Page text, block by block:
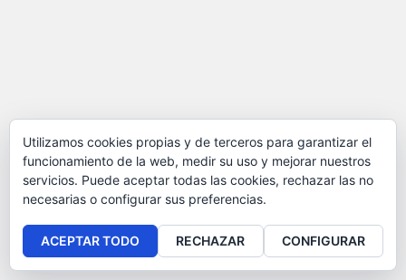
Utilizamos cookies propias y de terceros para garantizar el
funcionamiento de la web, medir su uso y mejorar nuestros
servicios. Puede aceptar todas las cookies, rechazar las no
necesarias o configurar sus preferencias.
ACEPTAR TODO RECHAZAR CONFIGURAR